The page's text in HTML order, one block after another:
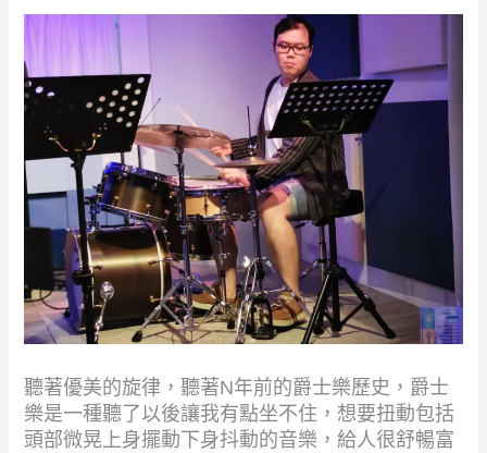
聽著優美的旋律，聽著N年前的爵士樂歷史，爵士
樂是一種聽了以後讓我有點坐不住，想要扭動包括
頭部微晃上身擺動下身抖動的音樂，給人很舒暢富